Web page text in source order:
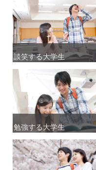
談笑する大学生
談笑する大学生
勉強する大学生
勉強する大学生